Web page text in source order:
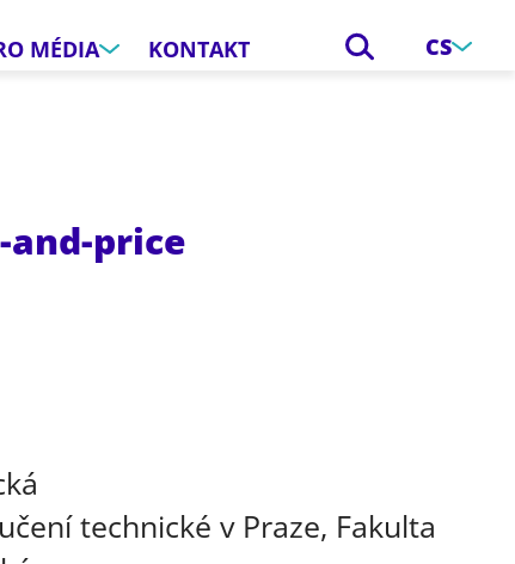
MÉDIA KONTAKT CS
price
technické v Praze, Fakulta